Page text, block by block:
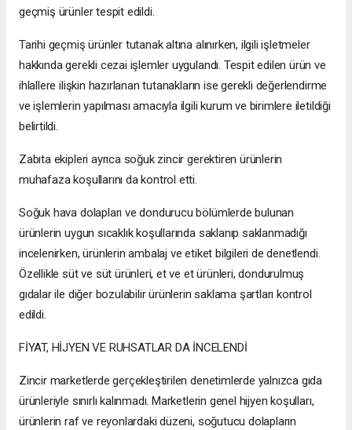
geçmiş ürünler tespit edildi.
Tarihi geçmiş ürünler tutanak altına alınırken, ilgili işletmeler
hakkında gerekli cezai işlemler uygulandı. Tespit edilen ürün ve
ihlallere ilişkin hazırlanan tutanakların ise gerekli değerlendirme
ve işlemlerin yapılması amacıyla ilgili kurum ve birimlere iletildiği
belirtildi.
Zabıta ekipleri ayrıca soğuk zincir gerektiren ürünlerin
muhafaza koşullarını da kontrol etti.
Soğuk hava dolapları ve dondurucu bölümlerde bulunan
ürünlerin uygun sıcaklık koşullarında saklanıp saklanmadığı
incelenirken, ürünlerin ambalaj ve etiket bilgileri de denetlendi.
Özellikle süt ve süt ürünleri, et ve et ürünleri, dondurulmuş
gıdalar ile diğer bozulabilir ürünlerin saklama şartları kontrol
edildi.
FİYAT, HİJYEN VE RUHSATLAR DA İNCELENDİ
Zincir marketlerde gerçekleştirilen denetimlerde yalnızca gıda
ürünleriyle sınırlı kalınmadı. Marketlerin genel hijyen koşulları,
ürünlerin raf ve reyonlardaki düzeni, soğutucu dolapların